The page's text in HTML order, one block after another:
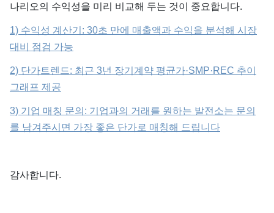
나리오의 수익성을 미리 비교해 두는 것이 중요합니다.
1) 수익성 계산기: 30초 만에 매출액과 수익을 분석해 시장
대비 점검 가능
2) 단가트렌드: 최근 3년 장기계약 평균가·SMP·REC 추이
그래프 제공
3) 기업 매칭 문의: 기업과의 거래를 원하는 발전소는 문의
를 남겨주시면 가장 좋은 단가로 매칭해 드립니다
감사합니다.